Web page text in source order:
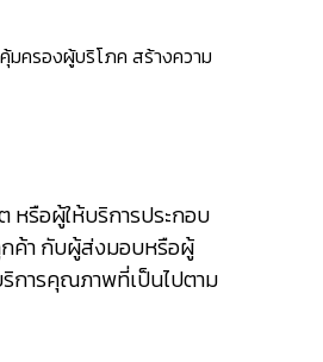
ครองผู้บริโภค สร้างความ
หรือผู้ให้บริการประกอบ
กค้า กับผู้ส่งมอบหรือผู้
การคุณภาพที่เป็นไปตาม